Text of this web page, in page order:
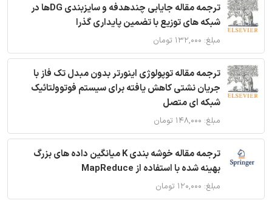
ترجمه مقاله جایابی چندهدفه و سایزبندی DGها در
شبکه های توزیع با تضمین پایداری گذرا
مبلغ: ۱۳۲,۰۰۰ تومان
ترجمه مقاله توپولوژی اینورتر بدون مبدل تک فاز با
جریان نشتی کاهش یافته برای سیستم فوتوولتائیک
شبکه ای متصل
مبلغ: ۱۴۸,۰۰۰ تومان
ترجمه مقاله خوشه بندی K میانگین داده های بزرگ
بهینه شده با استفاده از MapReduce
مبلغ: ۱۲۰,۰۰۰ تومان